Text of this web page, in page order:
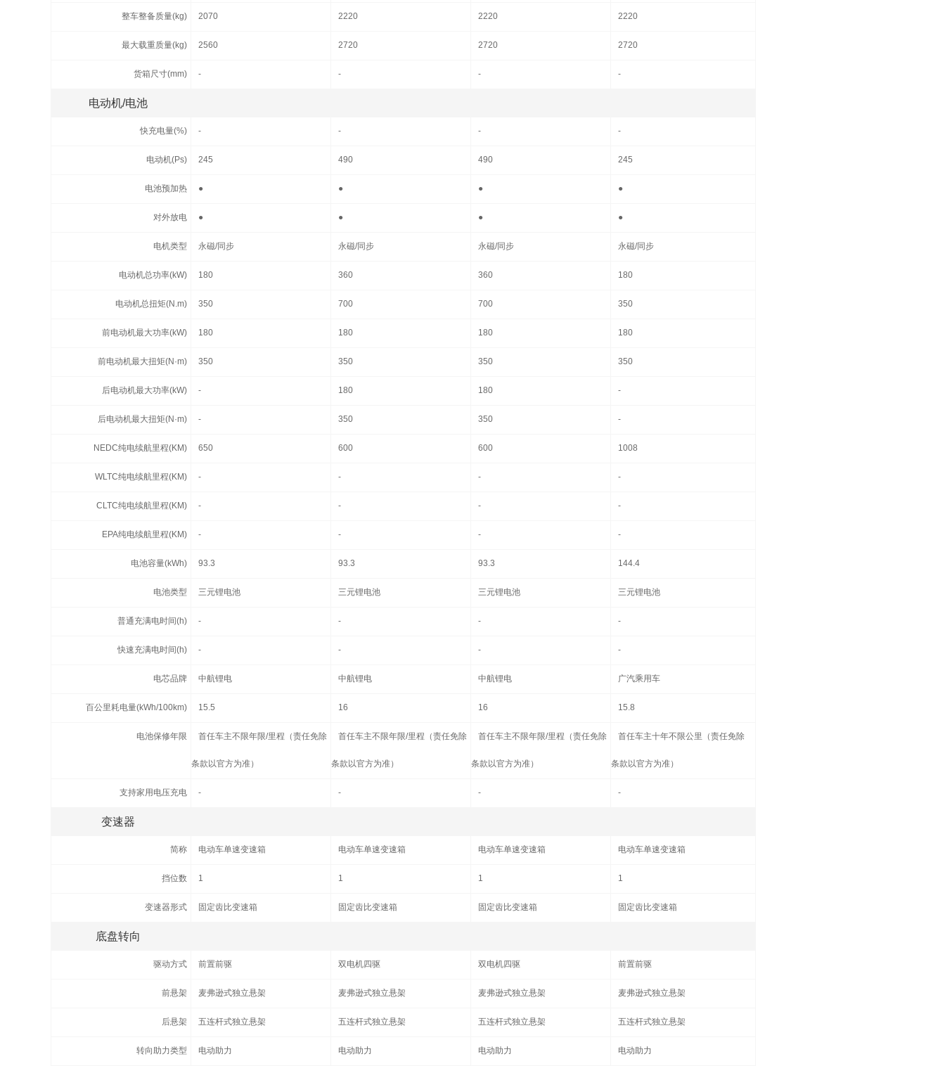
整车整备质量(kg) 2070 2220 2220 2220
最大载重质量(kg) 2560 2720 2720 2720
货箱尺寸(mm) - - - -
电动机/电池
快充电量(%) - - - -
电动机(Ps) 245 490 490 245
电池预加热 ● ● ● ●
对外放电 ● ● ● ●
电机类型 永磁/同步 永磁/同步 永磁/同步 永磁/同步
电动机总功率(kW) 180 360 360 180
电动机总扭矩(N.m) 350 700 700 350
前电动机最大功率(kW) 180 180 180 180
前电动机最大扭矩(N·m) 350 350 350 350
后电动机最大功率(kW) - 180 180 -
后电动机最大扭矩(N·m) - 350 350 -
NEDC纯电续航里程(KM) 650 600 600 1008
WLTC纯电续航里程(KM) - - - -
CLTC纯电续航里程(KM) - - - -
EPA纯电续航里程(KM) - - - -
电池容量(kWh) 93.3 93.3 93.3 144.4
电池类型 三元锂电池 三元锂电池 三元锂电池 三元锂电池
普通充满电时间(h) - - - -
快速充满电时间(h) - - - -
电芯品牌 中航锂电 中航锂电 中航锂电 广汽乘用车
百公里耗电量(kWh/100km) 15.5 16 16 15.8
电池保修年限 首任车主不限年限/里程（责任免除
条款以官方为准）
首任车主不限年限/里程（责任免除
条款以官方为准）
首任车主不限年限/里程（责任免除
条款以官方为准）
首任车主十年不限公里（责任免除
条款以官方为准）
支持家用电压充电 - - - -
变速器
简称 电动车单速变速箱 电动车单速变速箱 电动车单速变速箱 电动车单速变速箱
挡位数 1 1 1 1
变速器形式 固定齿比变速箱 固定齿比变速箱 固定齿比变速箱 固定齿比变速箱
底盘转向
驱动方式 前置前驱 双电机四驱 双电机四驱 前置前驱
前悬架 麦弗逊式独立悬架 麦弗逊式独立悬架 麦弗逊式独立悬架 麦弗逊式独立悬架
后悬架 五连杆式独立悬架 五连杆式独立悬架 五连杆式独立悬架 五连杆式独立悬架
转向助力类型 电动助力 电动助力 电动助力 电动助力